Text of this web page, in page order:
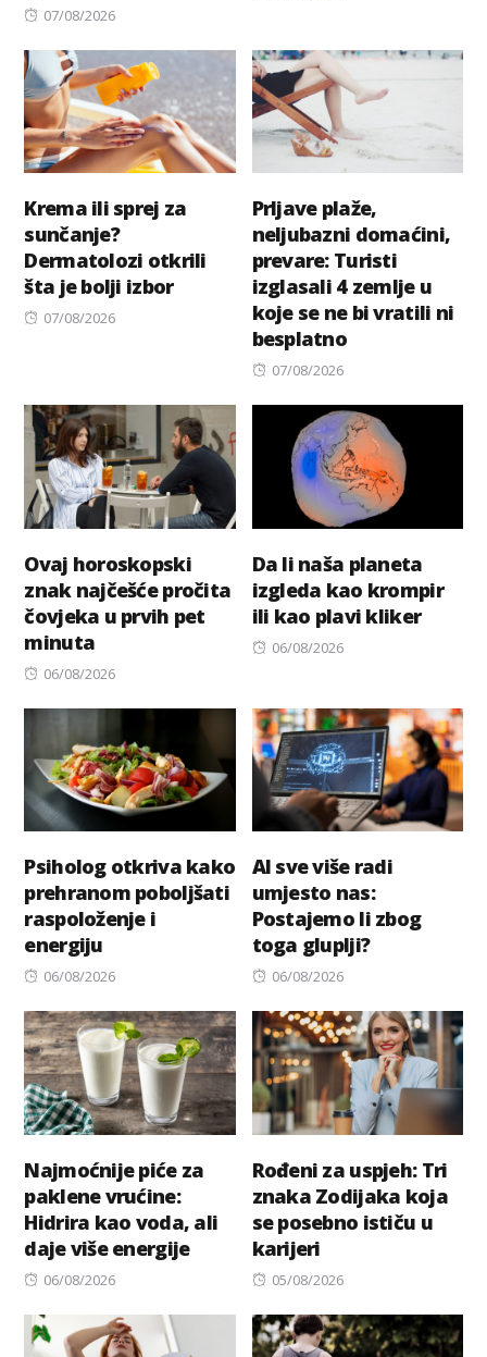
Posted
07/08/2026
Krema ili sprej za
sunčanje?
Dermatolozi otkrili
šta je bolji izbor
Posted
07/08/2026
Prljave plaže,
neljubazni domaćini,
prevare: Turisti
izglasali 4 zemlje u
koje se ne bi vratili ni
besplatno
Posted
07/08/2026
Ovaj horoskopski
znak najčešće pročita
čovjeka u prvih pet
minuta
Posted
06/08/2026
Da li naša planeta
izgleda kao krompir
ili kao plavi kliker
Posted
06/08/2026
Psiholog otkriva kako
prehranom poboljšati
raspoloženje i
energiju
Posted
06/08/2026
AI sve više radi
umjesto nas:
Postajemo li zbog
toga gluplji?
Posted
06/08/2026
Najmoćnije piće za
paklene vrućine:
Hidrira kao voda, ali
daje više energije
Posted
06/08/2026
Rođeni za uspjeh: Tri
znaka Zodijaka koja
se posebno ističu u
karijeri
Posted
05/08/2026